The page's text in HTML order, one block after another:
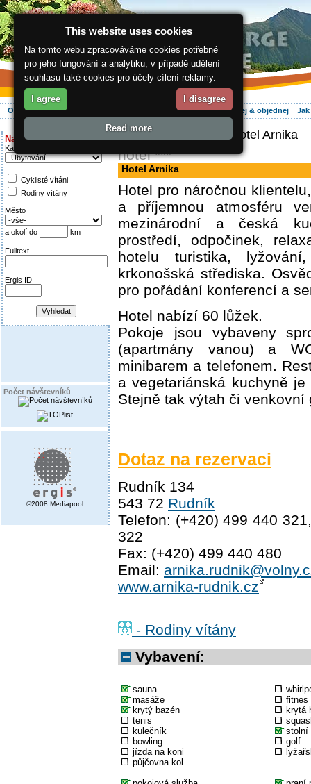
O regionu Aktivně Ubytování Hledej & objednej
Najděte si:
Kategorie
Cyklisté vítáni
Rodiny vítány
Město
a okolí do km
Fulltext
Ergis ID
Počet návštevníků
©2008 Mediapool
ergis.cz > Hotel Arnika
hotel ***
Hotel Arnika
Hotel pro náročnou
a příjemnou atmosféru
mezinárodní a česká
prostředí, odpočinek,
hotelu turistika,
krkonošská střediska.
pro pořádání konferencí a
Hotel nabízí 60 lůžek.
Pokoje jsou vybaveny
(apartmány vanou) a
minibarem a telefonem.
a vegetariánská kuchyně
Stejně tak výtah či venkovní
Dotaz na rezervaci
Rudník 134
543 72 Rudník
Telefon: (+420) 499 440
322
Fax: (+420) 499 440 480
Email:
www.arnika-rudnik.cz
- Rodiny vítány
Vybavení:
sauna
masáže
fitnes
krytý bazén
krytá
tenis
kulečník
stolní
bowling
golf
jízda na koni
půjčovna kol
This website uses cookies
Na tomto webu zpracováváme cookies potřebné
pro jeho fungování a analytiku, v případě udělení
souhlasu také cookies pro účely cílení reklamy.
I agree I disagree
Read more